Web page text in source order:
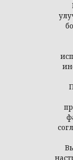
Политика
©